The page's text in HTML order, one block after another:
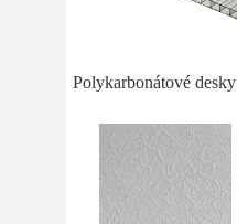
Polykarbonátové desky